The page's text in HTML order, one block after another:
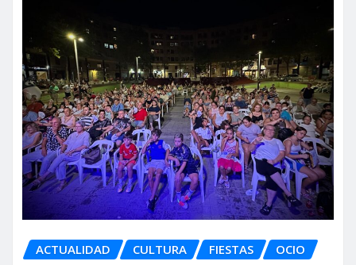
ACTUALIDAD CULTURA FIESTAS OCIO